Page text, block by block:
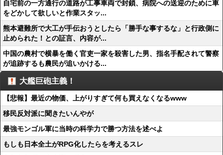
自宅前の一方通行の道路が工事車両で封鎖、病院への送迎のために車
をどかして欲しいと作業スタッ...
熊本避難所で大工が手伝おうとしたら「勝手な事するな」と行政側に
止められた！との証言、内容が...
中国の農村で横暴を働く官吏一家を殺害した男、指名手配されて警察
が追跡するも農民が追いかける...
大艦巨砲主義！
【悲報】最近の物価、上がりすぎて何も買えなくなるwww
移民反対派に聞きたいんやが
最強モンゴル軍に当時の科学力で勝つ方法を述べよ
もしも日本全土がRPG化したらを考えるスレ